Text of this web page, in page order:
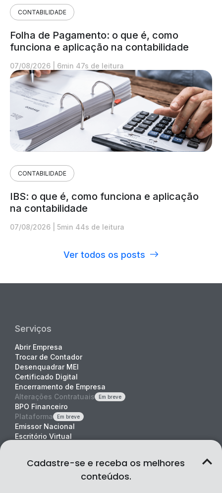
Cadastre-se e receba os melhores
conteúdos.
CONTABILIDADE
Folha de Pagamento: o que é, como
funciona e aplicação na contabilidade
07/08/2026 6min 47s de leitura
CONTABILIDADE
IBS: o que é, como funciona e aplicação
na contabilidade
07/08/2026 5min 44s de leitura
Ver todos os posts
Serviços
Abrir Empresa
Trocar de Contador
Desenquadrar MEI
Certificado Digital
Encerramento de Empresa
Alterações Contratuais
Em breve
BPO Financeiro
Plataforma
Em breve
Emissor Nacional
Escritório Virtual
Planos